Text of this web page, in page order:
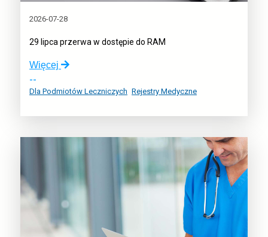
29 lipca przerwa w dostępie do RAM
2026-07-28
Więcej
o:
lipca
w
RAM
--
Dla Podmiotów Leczniczych Rejestry Medyczne